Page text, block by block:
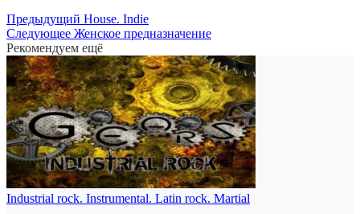
Предыдущий House. Indie
Следующее Женское предназначение
Рекомендуем ещё
Industrial rock. Instrumental. Latin rock. Martial